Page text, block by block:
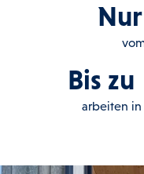
Nur
Bis zu
arbeiten